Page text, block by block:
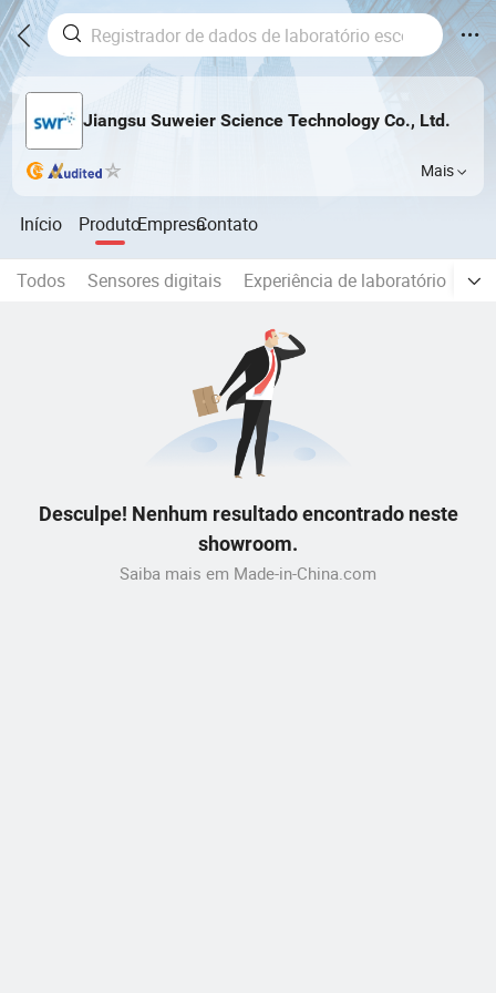
Jiangsu Suweier Science Technology Co., Ltd.
Mais
Início ProdutoEmpresaContato
Todos Sensores digitais Experiência de laboratório
Desculpe! Nenhum resultado encontrado neste
showroom.
Saiba mais em Made-in-China.com